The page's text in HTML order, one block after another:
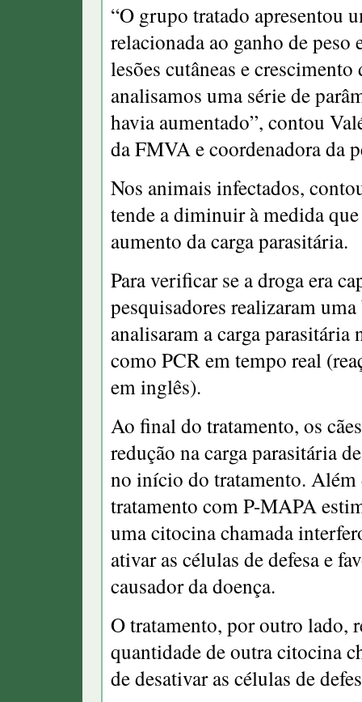
“O grupo tratado apresentou
relacionada ao ganho de peso
lesões cutâneas e
analisamos uma série de
havia aumentado”, contou
da FMVA e coordenadora da
Nos animais infectados,
tende a diminuir à medida
aumento da carga parasitária.
Para verificar se a droga era
pesquisadores realizaram
analisaram a carga
como PCR em tempo real
em inglês).
Ao final do tratamento, os
redução na carga parasitária
no início do tratamento.
tratamento com P-MAPA
uma citocina chamada
ativar as células de defesa e
causador da doença.
O tratamento, por outro lado,
quantidade de outra citocina
de desativar as células de